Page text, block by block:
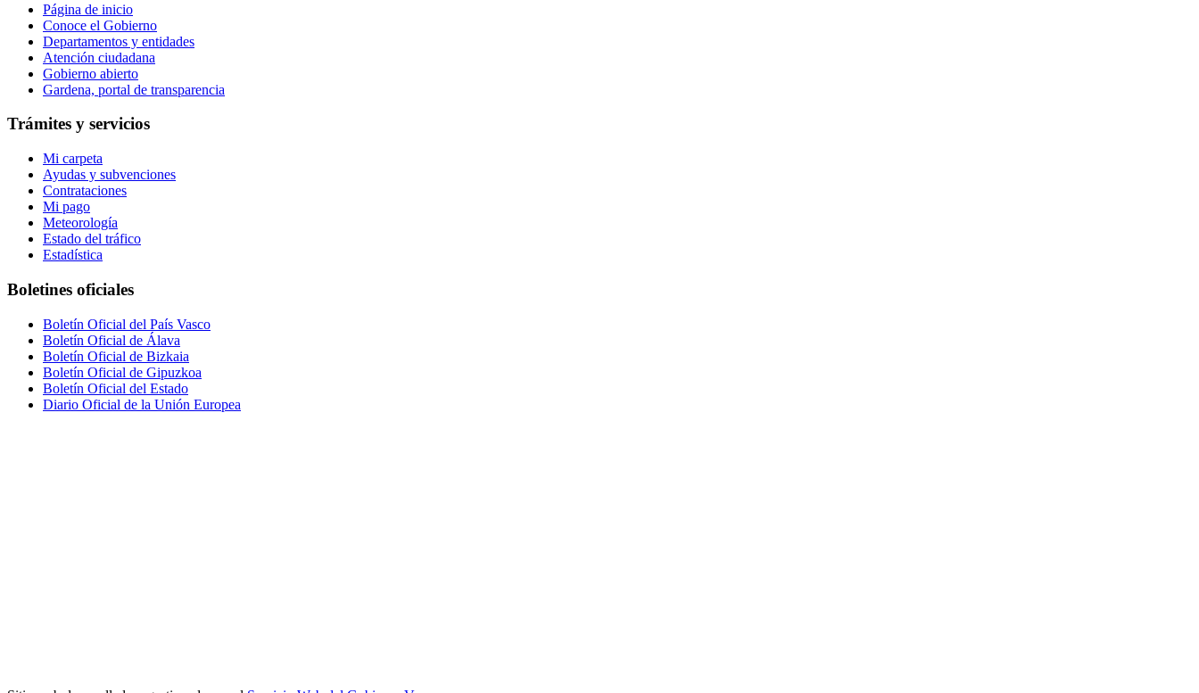
Página de inicio
Conoce el Gobierno
Departamentos y entidades
Atención ciudadana
Gobierno abierto
Gardena, portal de transparencia
Trámites y servicios
Mi carpeta
Ayudas y subvenciones
Contrataciones
Mi pago
Meteorología
Estado del tráfico
Estadística
Boletines oficiales
Boletín Oficial del País Vasco
Boletín Oficial de Álava
Boletín Oficial de Bizkaia
Boletín Oficial de Gipuzkoa
Boletín Oficial del Estado
Diario Oficial de la Unión Europea